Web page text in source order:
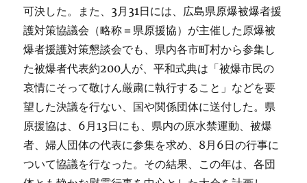
可決した。また、3月31日には、広島県原爆被爆者援
護対策協議会（略称＝県原援協）が主催した原爆被
爆者援護対策懇談会でも、県内各市町村から参集し
た被爆者代表約200人が、平和式典は「被爆市民の
哀情にそって敬けん厳粛に執行すること」などを要
望した決議を行ない、国や関係団体に送付した。県
原援協は、6月13日にも、県内の原水禁運動、被爆
者、婦人団体の代表に参集を求め、8月6日の行事に
ついて協議を行なった。その結果、この年は、各団